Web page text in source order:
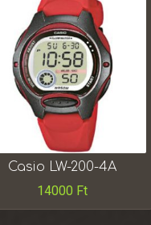
Casio LW-200-4A
14000 Ft